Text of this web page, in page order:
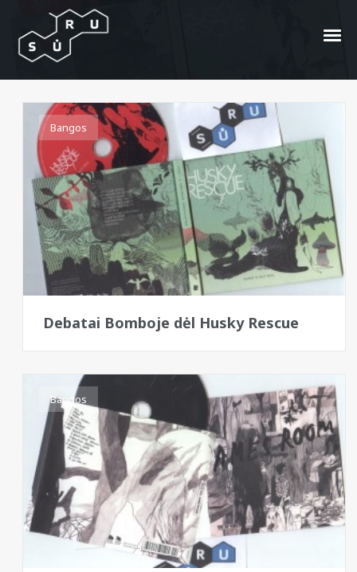
25 Lt.
Bangos
Debatai Bomboje dėl Husky Rescue
Bangos